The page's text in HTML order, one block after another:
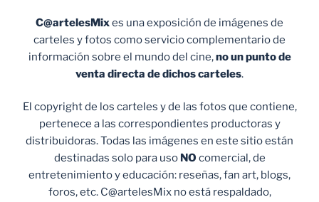
C@artelesMixes una exposición de imágenes de
carteles y fotos como servicio complementario de
información sobre el mundo del cine,no un punto de
venta directa de dichos carteles.
El copyright de los carteles y de las fotos que contiene,
pertenece a las correspondientes productoras y
distribuidoras. Todas las imágenes en este sitio están
destinadas solo para uso NO comercial, de
entretenimiento y educación: reseñas, fan art, blogs,
foros, etc. C@artelesMix no está respaldado,